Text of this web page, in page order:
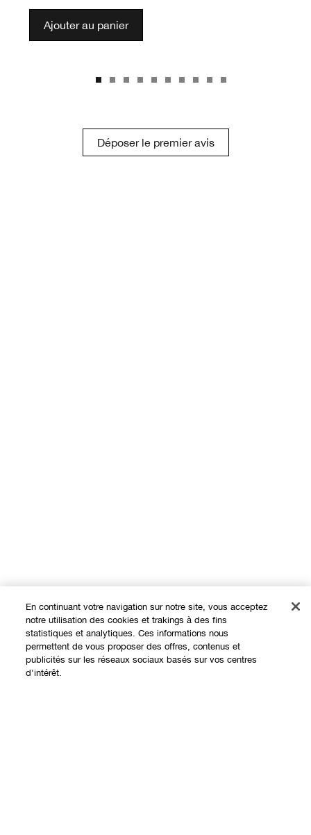
Ajouter au panier
Déposer le premier avis
Expérience en ligne
En continuant votre navigation sur notre site, vous acceptez
notre utilisation des cookies et trakings à des fins
statistiques et analytiques. Ces informations nous
permettent de vous proposer des offres, contenus et
publicités sur les réseaux sociaux basés sur vos centres
d'intérêt.